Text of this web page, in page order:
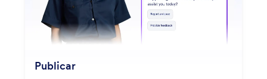
Publicar